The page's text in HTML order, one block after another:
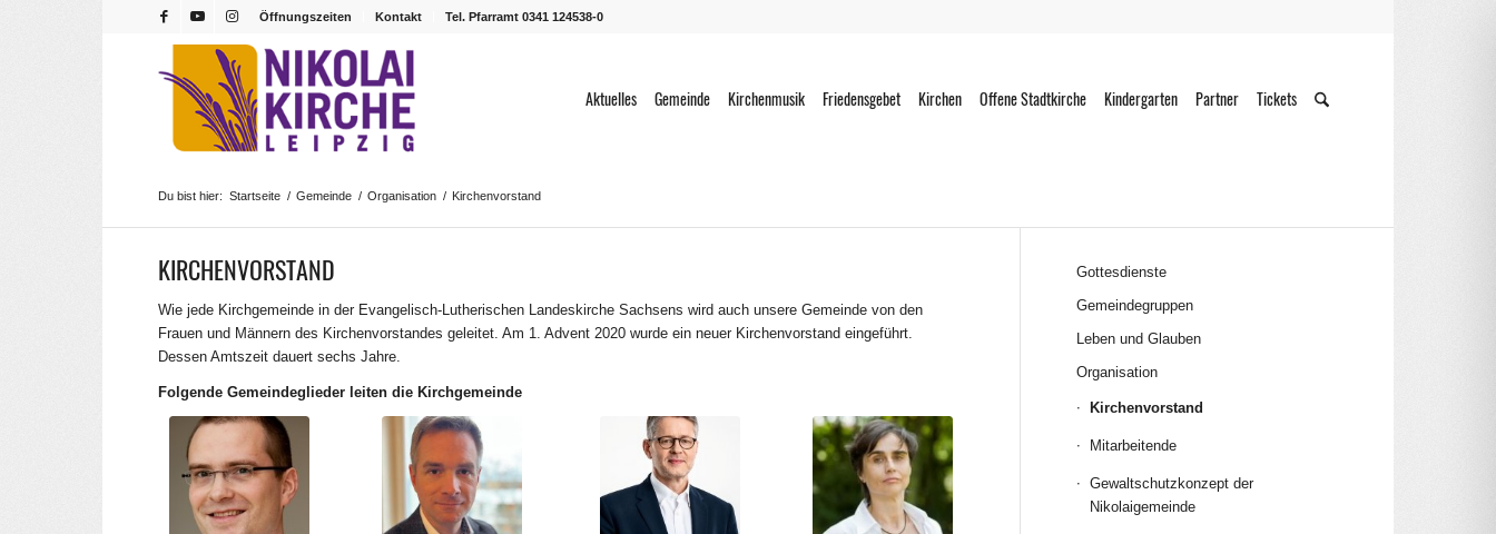
Öffnungszeiten Kontakt Tel. Pfarramt 0341 124538-0
Aktuelles Gemeinde Kirchenmusik Friedensgebet Kirchen Offene Stadtkirche Kindergarten Partner Tickets
Du bist hier: Startseite / Gemeinde / Organisation / Kirchenvorstand
KIRCHENVORSTAND
Wie jede Kirchgemeinde in der Evangelisch-Lutherischen Landeskirche Sachsens wird auch unsere Gemeinde von den
Frauen und Männern des Kirchenvorstandes geleitet. Am 1. Advent 2020 wurde ein neuer Kirchenvorstand eingeführt.
Dessen Amtszeit dauert sechs Jahre.
Folgende Gemeindeglieder leiten die Kirchgemeinde
Gottesdienste
Gemeindegruppen
Leben und Glauben
Organisation
Kirchenvorstand
Mitarbeitende
Gewaltschutzkonzept der
Nikolaigemeinde